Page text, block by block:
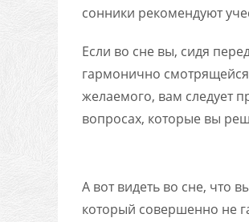
сонники рекомендуют
Если во сне вы, сидя
гармонично смотрящейся
желаемого, вам следует
вопросах, которые вы
А вот видеть во сне, что
который совершенно не